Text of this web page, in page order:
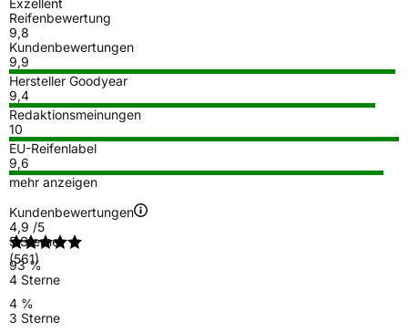
Reifenbewertung
9,8
Kundenbewertungen
9,9
Hersteller Goodyear
9,4
Redaktionsmeinungen
10
EU-Reifenlabel
9,6
mehr anzeigen
Kundenbewertungen
4,9 /5
(561)
5 Sterne
93 %
4 Sterne
4 %
3 Sterne